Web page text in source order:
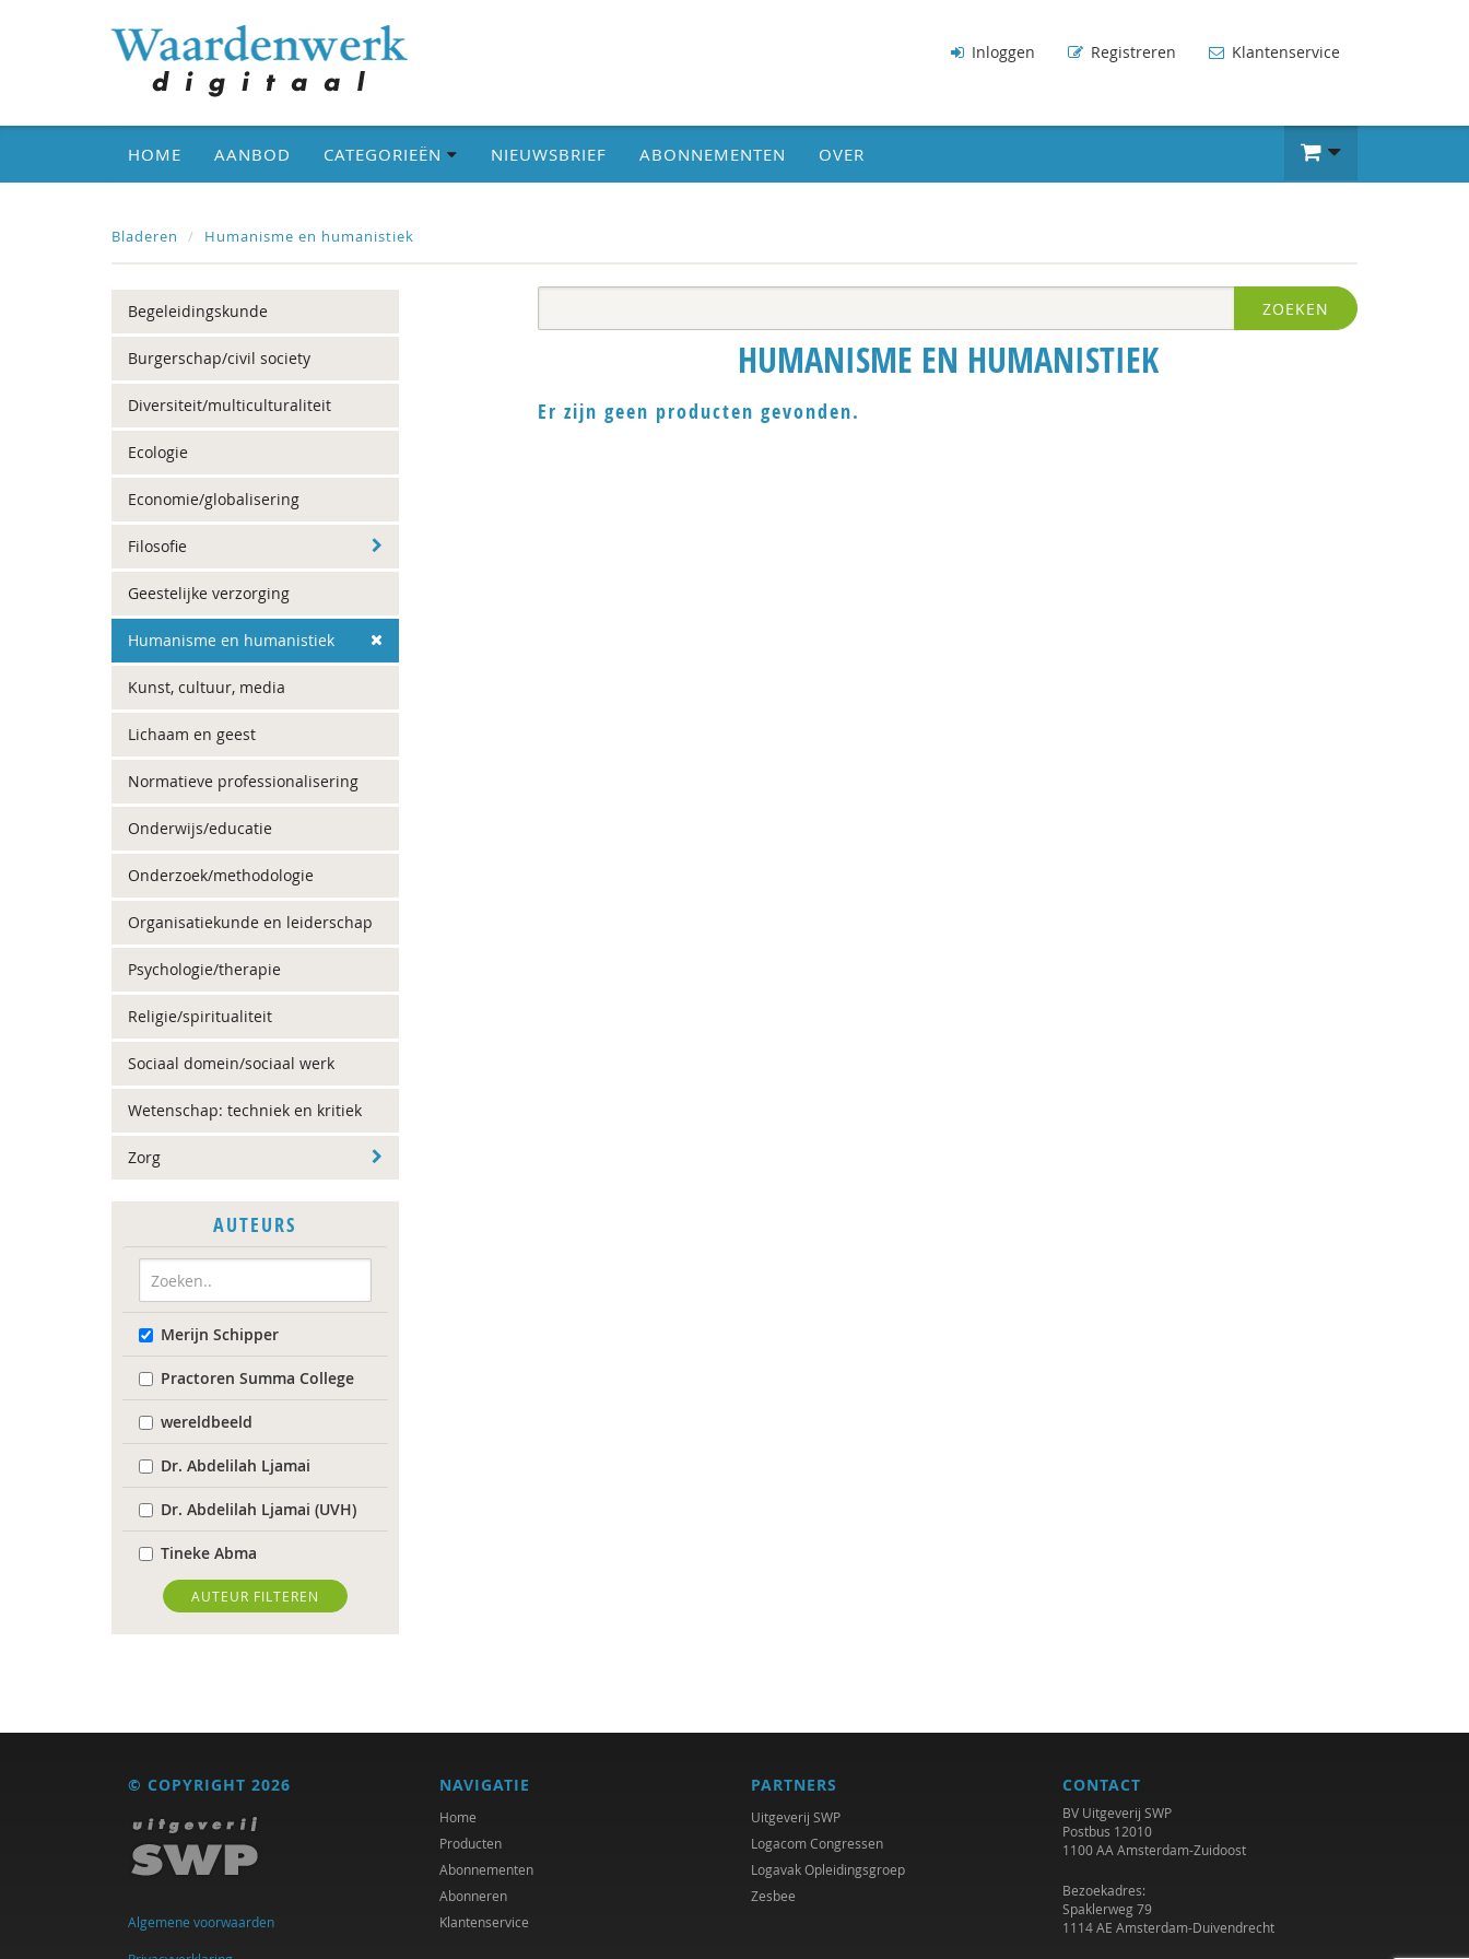
Inloggen Registreren Klantenservice
HOME AANBOD CATEGORIEËN NIEUWSBRIEF ABONNEMENTEN OVER
Bladeren Humanisme en humanistiek
Begeleidingskunde
Burgerschap/civil society
Diversiteit/multiculturaliteit
Ecologie
Economie/globalisering
Filosofie
Geestelijke verzorging
Humanisme en humanistiek
Kunst, cultuur, media
Lichaam en geest
Normatieve professionalisering
Onderwijs/educatie
Onderzoek/methodologie
Organisatiekunde en leiderschap
Psychologie/therapie
Religie/spiritualiteit
Sociaal domein/sociaal werk
Wetenschap: techniek en kritiek
Zorg
AUTEURS
Merijn Schipper
Practoren Summa College
wereldbeeld
Dr. Abdelilah Ljamai
Dr. Abdelilah Ljamai (UVH)
Tineke Abma
Hans Alma
Christa Anbeek
Dieuwertje Bakker
Floor Basten
Lisette Bastiaansen
AUTEUR FILTEREN
ZOEKEN
HUMANISME EN HUMANISTIEK
Er zijn geen producten gevonden.
© COPYRIGHT 2026
Algemene voorwaarden
NAVIGATIE
Home
Producten
Abonnementen
Abonneren
Klantenservice
PARTNERS
Uitgeverij SWP
Logacom Congressen
Logavak Opleidingsgroep
Zesbee
CONTACT
BV Uitgeverij SWP
Postbus 12010
1100 AA Amsterdam-Zuidoost
Bezoekadres:
Spaklerweg 79
1114 AE Amsterdam-Duivendrecht